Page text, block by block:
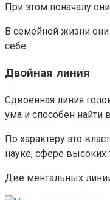
При этом поначалу
В семейной жизни они
себе.
Двойная линия
Сдвоенная линия
ума и способен найти
По характеру это
науке, сфере высоких
Две ментальных